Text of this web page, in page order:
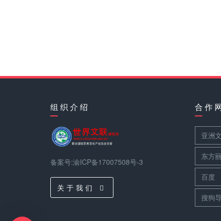
组 织 介 绍
备案号:渝ICP备17007508号-3
关 于 我 们
合 作
亚洲
东方
百度
搜狗